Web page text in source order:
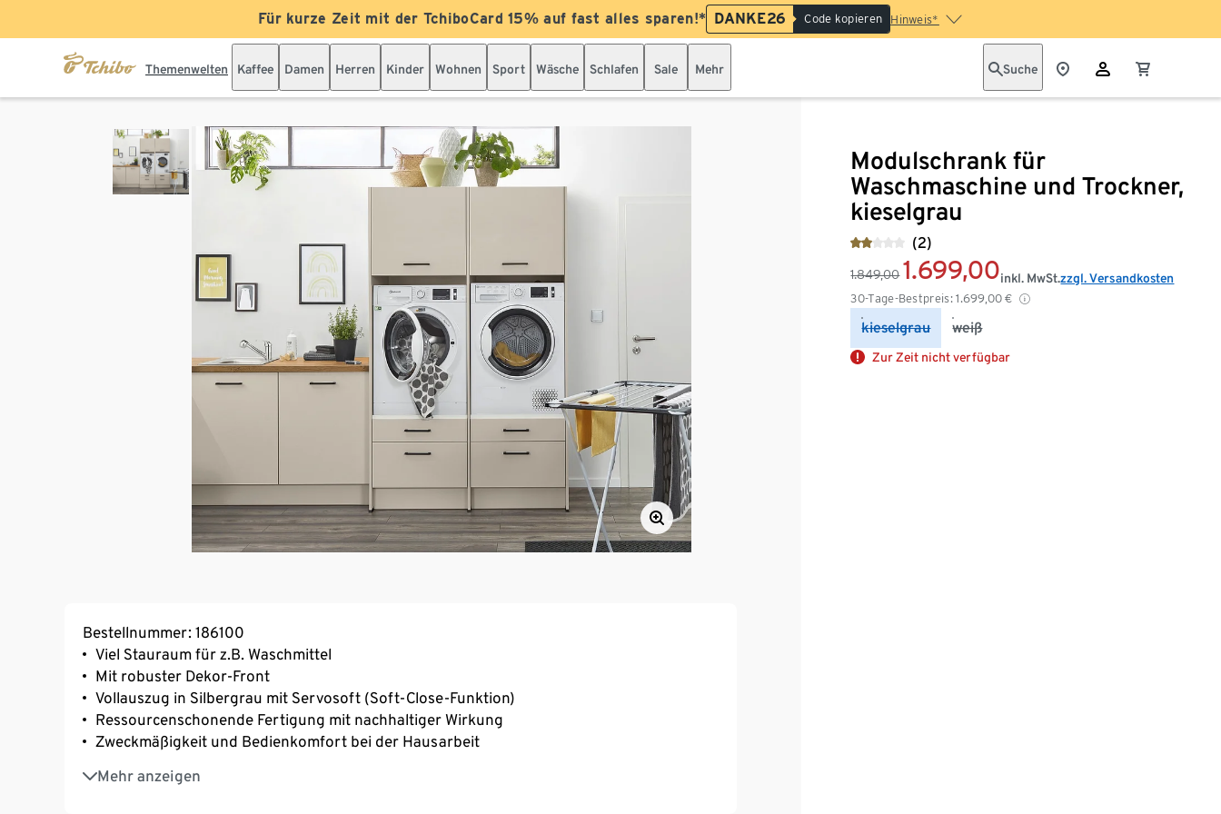
Für kurze Zeit mit der TchiboCard 15% auf fast alles sparen!* DANKE26 Code kopieren Hinweis*
Themenwelten Kaffee Damen Herren Kinder Wohnen Sport Wäsche Schlafen Sale Mehr Suche
Modulschrank für
Waschmaschine und Trockner,
kieselgrau
(2)
1.849,00 1.699,00
30-Tage-Bestpreis: 1.699,00 €
inkl. MwSt.zzgl. Versandkosten
kieselgrau weiß
Zur Zeit nicht verfügbar
Bestellnummer: 186100
Viel Stauraum für z.B. Waschmittel
Mit robuster Dekor-Front
Vollauszug in Silbergrau mit Servosoft (Soft-Close-Funktion)
Ressourcenschonende Fertigung mit nachhaltiger Wirkung
Zweckmäßigkeit und Bedienkomfort bei der Hausarbeit
Mehr anzeigen
Garantierte ergonomische Haltung beim Waschen und Trocknen
Ablagefläche für Wäschekörbe ermöglicht Be- und Entladen der Maschinen ohne Bücken